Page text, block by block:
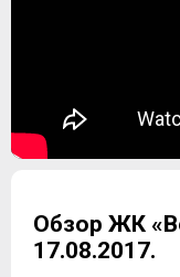
Обзор ЖК
17.08.2017.